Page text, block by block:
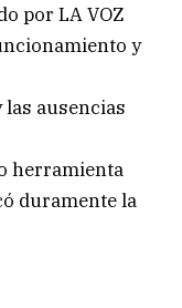
por LA VOZ
y
ausencias
herramienta
duramente la